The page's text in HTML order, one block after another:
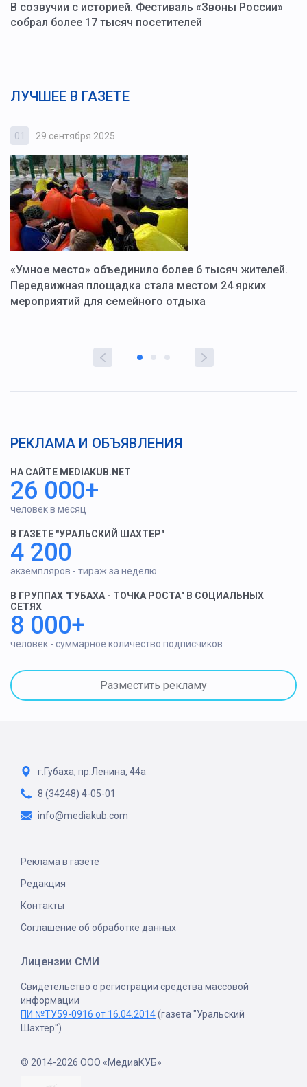
В созвучии с историей. Фестиваль «Звоны России»
собрал более 17 тысяч посетителей
ЛУЧШЕЕ В ГАЗЕТЕ
01 29 сентября 2025
«Умное место» объединило более 6 тысяч жителей.
Передвижная площадка стала местом 24 ярких
мероприятий для семейного отдыха
РЕКЛАМА И ОБЪЯВЛЕНИЯ
НА САЙТЕ MEDIAKUB.NET
26 000+
человек в месяц
В ГАЗЕТЕ "УРАЛЬСКИЙ ШАХТЕР"
4 200
экземпляров - тираж за неделю
В ГРУППАХ "ГУБАХА - ТОЧКА РОСТА" В СОЦИАЛЬНЫХ
СЕТЯХ
8 000+
человек - суммарное количество подписчиков
Разместить рекламу
г.Губаха, пр.Ленина, 44а
8 (34248) 4-05-01
info@mediakub.com
Реклама в газете
Редакция
Контакты
Соглашение об обработке данных
Лицензии СМИ
Свидетельство о регистрации средства массовой
информации
ПИ №ТУ59-0916 от 16.04.2014(газета "Уральский
Шахтер")
© 2014-2026 ООО «МедиаКУБ»